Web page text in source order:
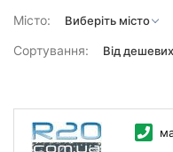
Місто:
Сортування: